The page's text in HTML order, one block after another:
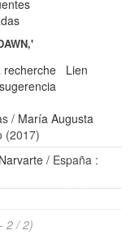
recherche
Lien
/ María Augusta
(2017)
/ España :
2 / 2)